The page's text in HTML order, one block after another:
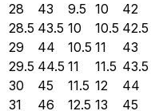
28
43 9.5 10
42
28.5 43.5 10 10.5 42.5
29
44 10.5 11
43
29.5 44.5 11 11.5 43.5
30
45 11.5 12
44
31
46 12.5 13
45